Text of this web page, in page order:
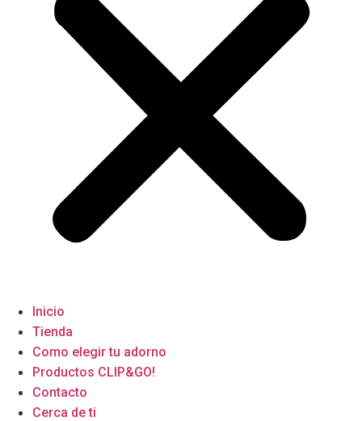
Inicio
Tienda
Como elegir tu adorno
Productos CLIP&GO!
Contacto
Cerca de ti